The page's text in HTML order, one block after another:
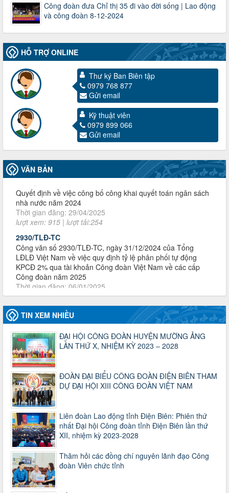
Công đoàn đưa Chỉ thị 35 đi vào đời sống | Lao động
và công đoàn 8-12-2024
HỖ TRỢ ONLINE
Thư ký Ban Biên tập
0979 768 877
Gửi email
Kỹ thuật viên
0979 899 066
Gửi email
VĂN BẢN
Công văn hướng dẫn công tác quả lý tài chính, tài sản công
đoàn khi đơn vị sát nhập, chấm dứt hoạt động
Thời gian đăng: 13/04/2025
lượt xem: 2003 | lượt tải:719
60/TB-LĐLĐ
Thông báo công khai dự toán thu, chi tài chính công đoàn
LĐLĐ tỉnh Điện Biên năm 2025
Thời gian đăng: 28/04/2025
lượt xem: 818 | lượt tải:284
485/QĐ-LĐLĐ
Quyết định về việc công bố công khai quyết toán ngân sách
nhà nước năm 2024
Thời gian đăng: 29/04/2025
lượt xem: 915 | lượt tải:254
2930/TLĐ-TC
Công văn số 2930/TLĐ-TC, ngày 31/12/2024 của Tổng
LĐLĐ Việt Nam về việc quy định tỷ lệ phân phối tự động
KPCĐ 2% qua tài khoản Công đoàn Việt Nam về các cấp
Công đoàn năm 2025
Thời gian đăng: 06/01/2025
lượt xem: 1066 | lượt tải:437
47-TTCĐ/BTGTU
Thông tin chuyên đề: Một số nôi dung về sắp xếp tổ chức bộ
máy của hệ thống chính trị tinh gọn, hoạt động hiệu lực, hiệu
quả
Thời gian đăng: 25/12/2024
lượt xem: 1222 | lượt tải:339
37/HD-TLĐ
Hướng dẫn Công đoàn với việc tổ chức và hoạt động của
Ban Thanh tra Nhân dân
Thời gian đăng: 27/12/2024
lượt xem: 4945 | lượt tải:1351
35/HD-TLĐ
Hướng dẫn thực hiện một số nội dung chi liên quan đến
công tác kiểm tra, giám sát tại Công đoàn cơ sở
Thời gian đăng: 27/12/2024
lượt xem: 2073 | lượt tải:507
50/2024/QH/15
Luật Công đoàn 2024
Thời gian đăng: 25/12/2024
lượt xem: 4224 | lượt tải:319
TIN XEM NHIỀU
ĐẠI HỘI CÔNG ĐOÀN HUYỆN MƯỜNG ẢNG
LẦN THỨ X, NHIỆM KỲ 2023 – 2028
ĐOÀN ĐẠI BIỂU CÔNG ĐOÀN ĐIỆN BIÊN THAM
DỰ ĐẠI HỘI XIII CÔNG ĐOÀN VIỆT NAM
Liên đoàn Lao động tỉnh Điện Biên: Phiên thứ
nhất Đại hội Công đoàn tỉnh Điện Biên lần thứ
XII, nhiệm kỳ 2023-2028
Thăm hỏi các đồng chí nguyên lãnh đạo Công
đoàn Viên chức tỉnh